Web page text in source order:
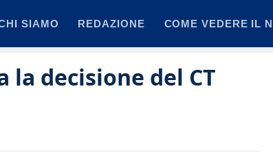
SIAMO REDAZIONE COME VEDERE IL
decisione del CT